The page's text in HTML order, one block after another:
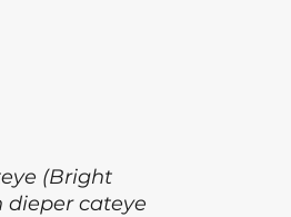
(Bright
dieper cateye